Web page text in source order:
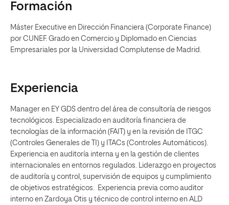
Formación
Máster Executive en Dirección Financiera (Corporate Finance)
por CUNEF. Grado en Comercio y Diplomado en Ciencias
Empresariales por la Universidad Complutense de Madrid.
Experiencia
Manager en EY GDS dentro del área de consultoría de riesgos
tecnológicos. Especializado en auditoría financiera de
tecnologías de la información (FAIT) y en la revisión de ITGC
(Controles Generales de TI) y ITACs (Controles Automáticos).
Experiencia en auditoría interna y en la gestión de clientes
internacionales en entornos regulados. Liderazgo en proyectos
de auditoría y control, supervisión de equipos y cumplimiento
de objetivos estratégicos. Experiencia previa como auditor
interno en Zardoya Otis y técnico de control interno en ALD